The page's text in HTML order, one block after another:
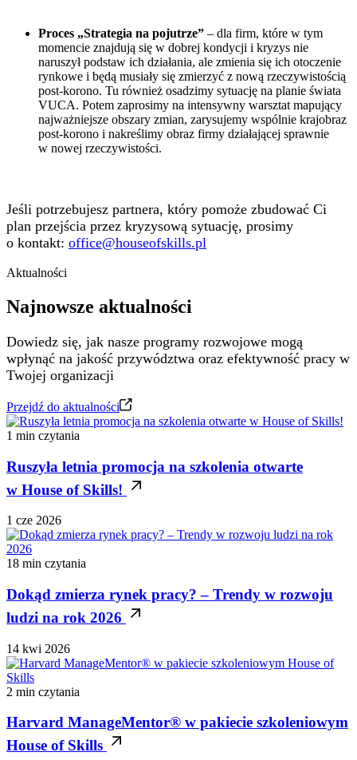
Proces „Strategia na pojutrze” – dla firm, które w tym
momencie znajdują się w dobrej kondycji i kryzys nie
naruszył podstaw ich działania, ale zmienia się ich otoczenie
rynkowe i będą musiały się zmierzyć z nową rzeczywistością
post-korono. Tu również osadzimy sytuację na planie świata
VUCA. Potem zaprosimy na intensywny warsztat mapujący
najważniejsze obszary zmian, zarysujemy wspólnie krajobraz
post-korono i nakreślimy obraz firmy działającej sprawnie
w nowej rzeczywistości.
Jeśli potrzebujesz partnera, który pomoże zbudować Ci
plan przejścia przez kryzysową sytuację, prosimy
o kontakt: office@houseofskills.pl
Aktualności
Najnowsze aktualności
Dowiedz się, jak nasze programy rozwojowe mogą
wpłynąć na jakość przywództwa oraz efektywność pracy w
Twojej organizacji
Przejdź do aktualności
1 min czytania
Ruszyła letnia promocja na szkolenia otwarte
w House of Skills!
1 cze 2026
18 min czytania
Dokąd zmierza rynek pracy? – Trendy w rozwoju
ludzi na rok 2026
14 kwi 2026
2 min czytania
Harvard ManageMentor® w pakiecie szkoleniowym
House of Skills